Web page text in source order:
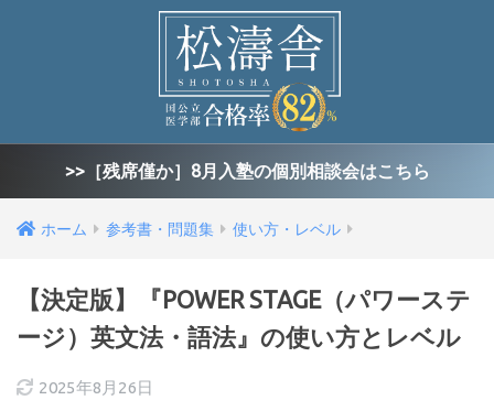
>>［残席僅か］8月入塾の個別相談会はこちら
ホーム 参考書・問題集 使い方・レベル
【決定版】『POWER STAGE（パワーステ
ージ）英文法・語法』の使い方とレベル
2025年8月26日